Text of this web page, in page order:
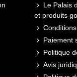
Le Palais
et produits
Paiement
Politique
Avis